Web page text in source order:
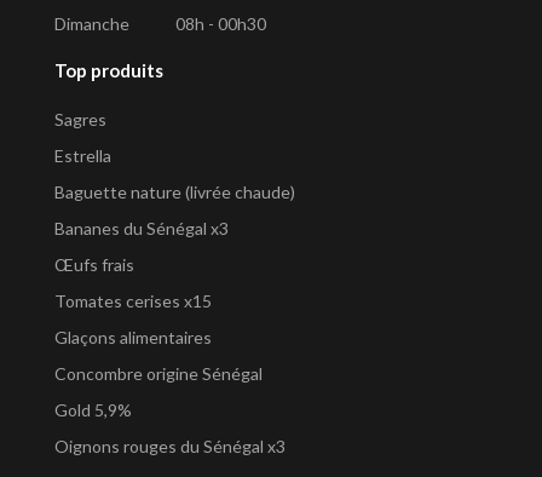
Dimanche
08h - 00h30
Top produits
Sagres
Estrella
Baguette nature (livrée chaude)
Bananes du Sénégal x3
Œufs frais
Tomates cerises x15
Glaçons alimentaires
Concombre origine Sénégal
Gold 5,9%
Oignons rouges du Sénégal x3